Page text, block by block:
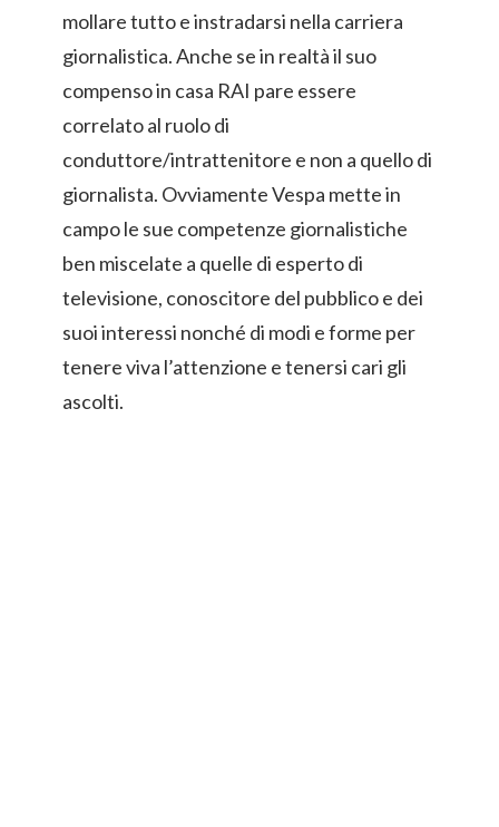
mollare tutto e instradarsi nella carriera
giornalistica. Anche se in realtà il suo
compenso in casa RAI pare essere
correlato al ruolo di
conduttore/intrattenitore e non a quello di
giornalista. Ovviamente Vespa mette in
campo le sue competenze giornalistiche
ben miscelate a quelle di esperto di
televisione, conoscitore del pubblico e dei
suoi interessi nonché di modi e forme per
tenere viva l’attenzione e tenersi cari gli
ascolti.